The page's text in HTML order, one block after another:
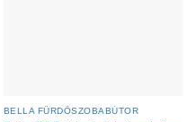
BELLA FÜRDŐSZOBABÚTOR